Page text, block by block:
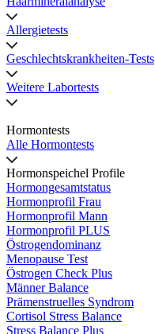
Allergietests
Geschlechtskrankheiten-Tests
Weitere Labortests
Hormontests
Alle Hormontests
Hormonspeichel Profile
Hormongesamtstatus
Hormonprofil Frau
Hormonprofil Mann
Hormonprofil PLUS
Östrogendominanz
Menopause Test
Östrogen Check Plus
Männer Balance
Prämenstruelles Syndrom
Cortisol Stress Balance
Stress Balance Plus